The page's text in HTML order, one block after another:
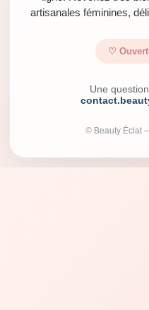
artisanales féminines,
♡
Une
© Beauty Éclat